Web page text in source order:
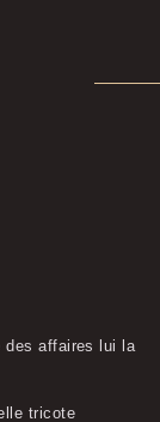
des affaires lui la
tricote